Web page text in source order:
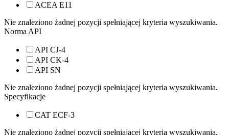
ACEA E11
Nie znaleziono żadnej pozycji spełniającej kryteria wyszukiwania.
Norma API
API CJ-4
API CK-4
API SN
Nie znaleziono żadnej pozycji spełniającej kryteria wyszukiwania.
Specyfikacje
CAT ECF-3
Nie znaleziono żadnej pozycji spełniającej kryteria wyszukiwania.